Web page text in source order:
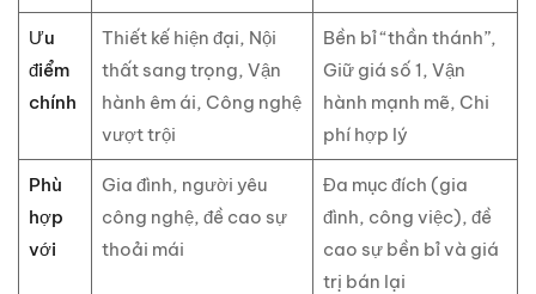
Ưu
điểm
chính
Thiết kế hiện đại, Nội
thất sang trọng, Vận
hành êm ái, Công nghệ
vượt trội
Bền bỉ “thần thánh”,
Giữ giá số 1, Vận
hành mạnh mẽ, Chi
phí hợp lý
Phù
hợp
với
Gia đình, người yêu
công nghệ, đề cao sự
thoải mái
Đa mục đích (gia
đình, công việc), đề
cao sự bền bỉ và giá
trị bán lại